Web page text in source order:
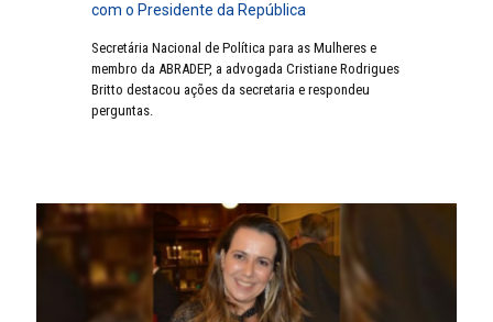
com o Presidente da República
Secretária Nacional de Política para as Mulheres e
membro da ABRADEP, a advogada Cristiane Rodrigues
Britto destacou ações da secretaria e respondeu
perguntas.